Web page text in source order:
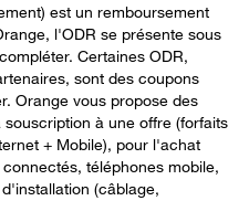
est un remboursement
l'ODR se présente sous
Certaines ODR,
sont des coupons
Orange vous propose des
à une offre (forfaits
+ Mobile), pour l'achat
téléphones mobile,
(câblage,